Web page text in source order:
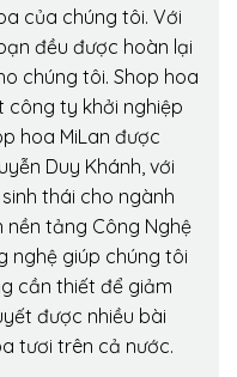
của chúng tôi. Với
đều được hoàn lại
chúng tôi. Shop hoa
công ty khởi nghiệp
hoa MiLan được
Duy Khánh, với
thái cho ngành
tảng Công Nghệ
nghệ giúp chúng tôi
cần thiết để giảm
được nhiều bài
tươi trên cả nước.